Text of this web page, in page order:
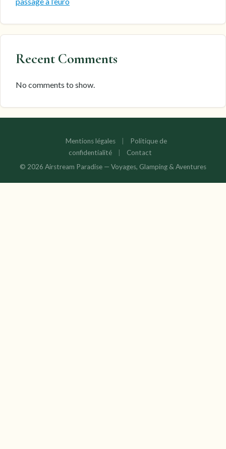
Recent Comments
No comments to show.
Mentions légales
Politique de
confidentialité
Contact
© 2026 Airstream Paradise — Voyages, Glamping & Aventures